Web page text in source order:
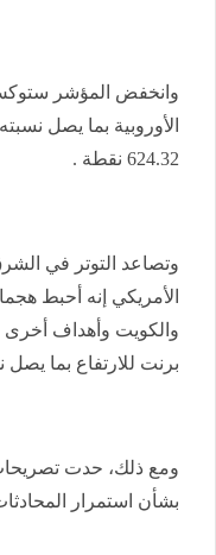
624.32 نقطة .
وتصاعد التوتر في
الأمريكي إنه أحبط
والكويت وأهداف أخرى
برنت للارتفاع بما يصل
ومع ذلك، حدت
بشأن استمرار